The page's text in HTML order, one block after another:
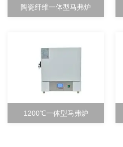
陶瓷纤维一体型马弗炉
1200℃一体型马弗炉